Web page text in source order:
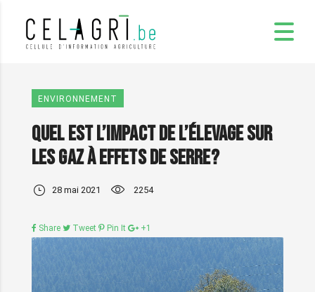
ENVIRONNEMENT
Quel est l’impact de l’élevage sur
les gaz à effets de serre?
28 mai 2021 2254
Share Tweet Pin It +1